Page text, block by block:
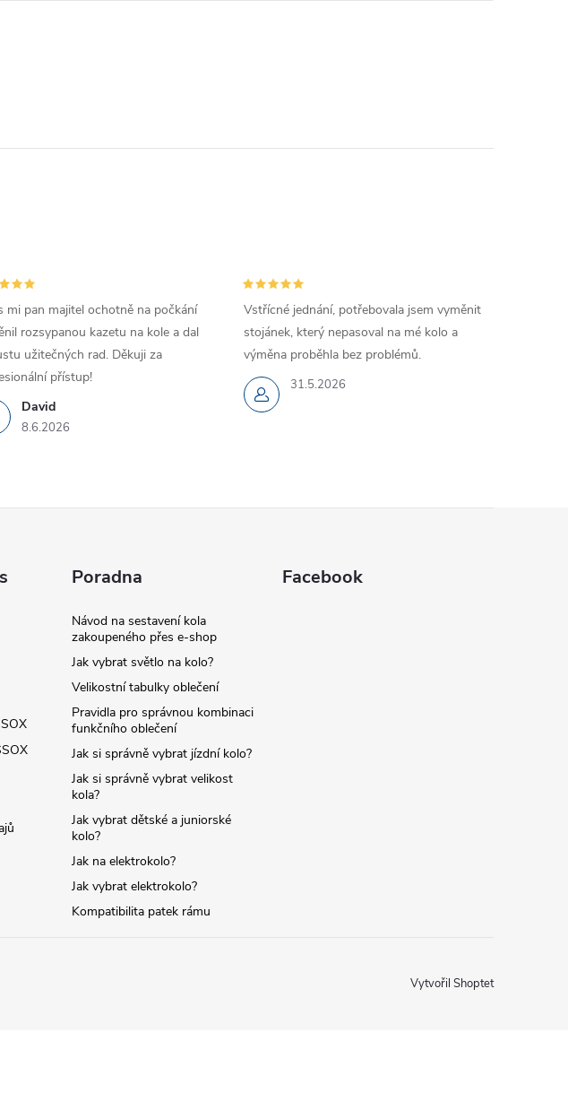
David
8.6.2026
mi pan majitel ochotně na počkání
rozsypanou kazetu na kole a dal
užitečných rad. Děkuji za
přístup!
31.5.2026
Vstřícné jednání, potřebovala jsem vyměnit
stojánek, který nepasoval na mé kolo a
výměna proběhla bez problémů.
Poradna
Návod na sestavení kola
zakoupeného přes e-shop
Jak vybrat světlo na kolo?
Velikostní tabulky oblečení
Pravidla pro správnou kombinaci
funkčního oblečení
Jak si správně vybrat jízdní kolo?
Jak si správně vybrat velikost
kola?
Jak vybrat dětské a juniorské
kolo?
Jak na elektrokolo?
Jak vybrat elektrokolo?
Kompatibilita patek rámu
Facebook
Vytvořil Shoptet